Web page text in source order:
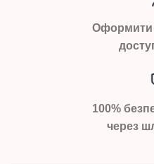
Оформити
100%
через